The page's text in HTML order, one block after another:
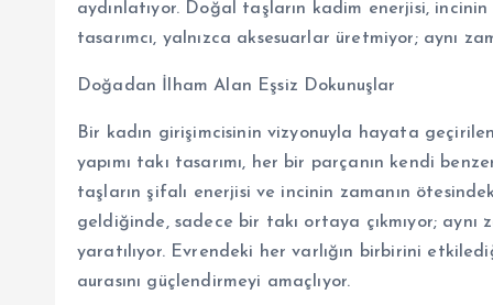
aydınlatıyor. Doğal taşların kadim enerjisi,
tasarımcı, yalnızca aksesuarlar üretmiyor; aynı
Doğadan İlham Alan Eşsiz Dokunuşlar
Bir kadın girişimcisinin vizyonuyla hayata geçirilen
yapımı takı tasarımı, her bir parçanın kendi
taşların şifalı enerjisi ve incinin zamanın
geldiğinde, sadece bir takı ortaya çıkmıyor; aynı
yaratılıyor. Evrendeki her varlığın birbirini
aurasını güçlendirmeyi amaçlıyor.